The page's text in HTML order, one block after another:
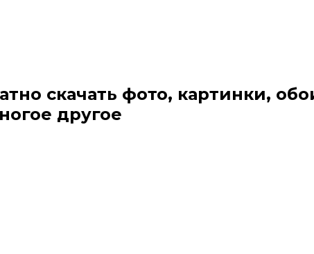
скачать фото, картинки,
другое